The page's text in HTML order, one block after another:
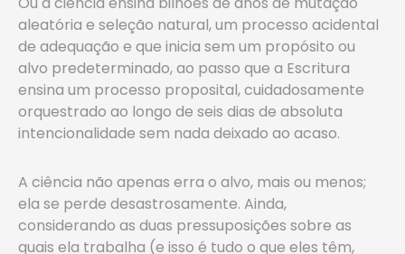
aleatória e seleção natural, um processo acidental
de adequação e que inicia sem um propósito ou
alvo predeterminado, ao passo que a Escritura
ensina um processo proposital, cuidadosamente
orquestrado ao longo de seis dias de absoluta
intencionalidade sem nada deixado ao acaso.
A ciência não apenas erra o alvo, mais ou menos;
ela se perde desastrosamente. Ainda,
considerando as duas pressuposições sobre as
quais ela trabalha (e isso é tudo o que eles têm,